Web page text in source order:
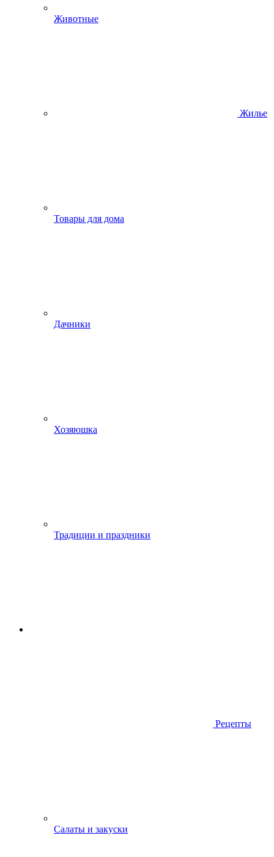
Животные
Жилье
Товары для дома
Дачники
Хозяюшка
Традиции и праздники
Рецепты
Салаты и закуски